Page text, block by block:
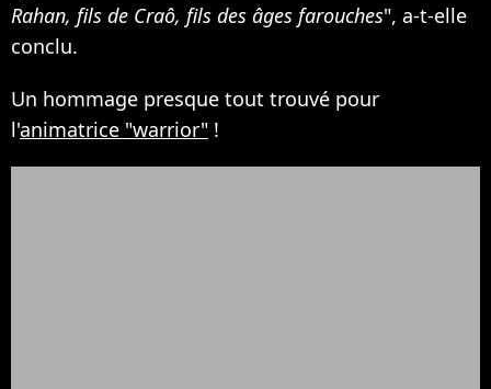
Rahan, fils de Craô, fils des âges farouches", a-t-elle
conclu.
Un hommage presque tout trouvé pour
l'animatrice "warrior" !